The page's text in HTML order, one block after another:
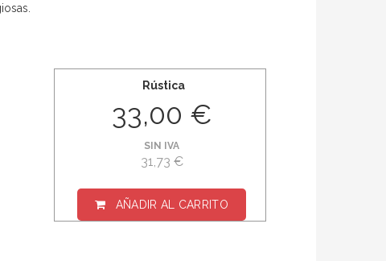
Rústica
33,00 €
SIN IVA
31,73 €
AÑADIR AL CARRITO